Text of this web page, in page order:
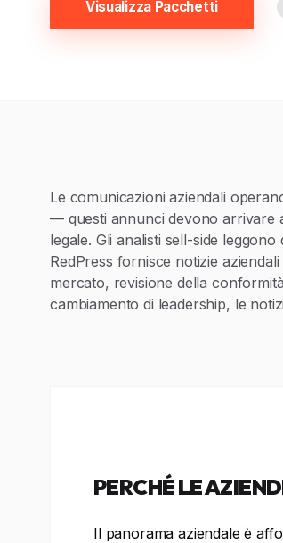
Visualizza Pacchetti
Le comunicazioni aziendali
— questi annunci devono arrivare
legale. Gli analisti sell-side
RedPress fornisce notizie
mercato, revisione della
cambiamento di leadership, le
PERCHÉ LE
Il panorama aziendale è